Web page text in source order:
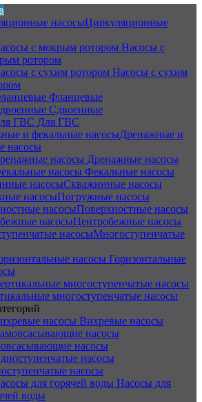
Циркуляционные
Насосы с
ротором
Насосы с сухим
Фланцевые
Сдвоенные
Для ГВС
Дренажные и
насосы
Дренажные насосы
Фекальные насосы
Скважинные насосы
Погружные насосы
Поверхностные насосы
Центробежные насосы
Многоступенчатые
Горизонтальные
многоступенчатые насосы
Вихревые насосы
насосы
насосы
Насосы для
воды